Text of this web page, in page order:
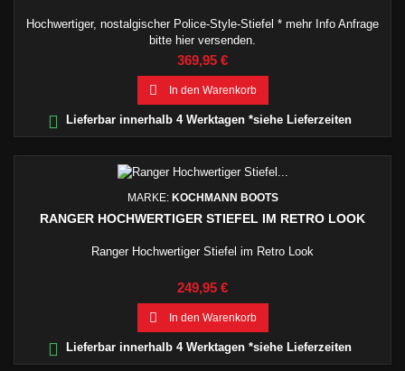
Hochwertiger, nostalgischer Police-Style-Stiefel * mehr Info Anfrage
bitte hier versenden.
Preis
369,95 €
 In den Warenkorb
 Lieferbar innerhalb 4 Werktagen *siehe Lieferzeiten
MARKE: KOCHMANN BOOTS
RANGER HOCHWERTIGER STIEFEL IM RETRO LOOK
Ranger Hochwertiger Stiefel im Retro Look
Preis
249,95 €
 In den Warenkorb
 Lieferbar innerhalb 4 Werktagen *siehe Lieferzeiten